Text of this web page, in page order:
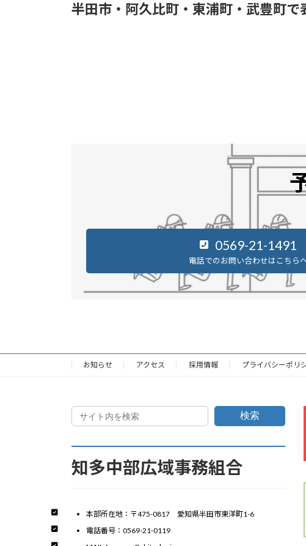
半田市・阿久比町・東浦町・武豊町
0569-21-1491
電話でのお問い合わせはこちら
お知らせ アクセス 採用情報 プライバシーポリ
検索
知多中部広域事務組合
本部所在地：〒475-0817 愛知県半田市東洋町1-6
電話番号：0569-21-0119